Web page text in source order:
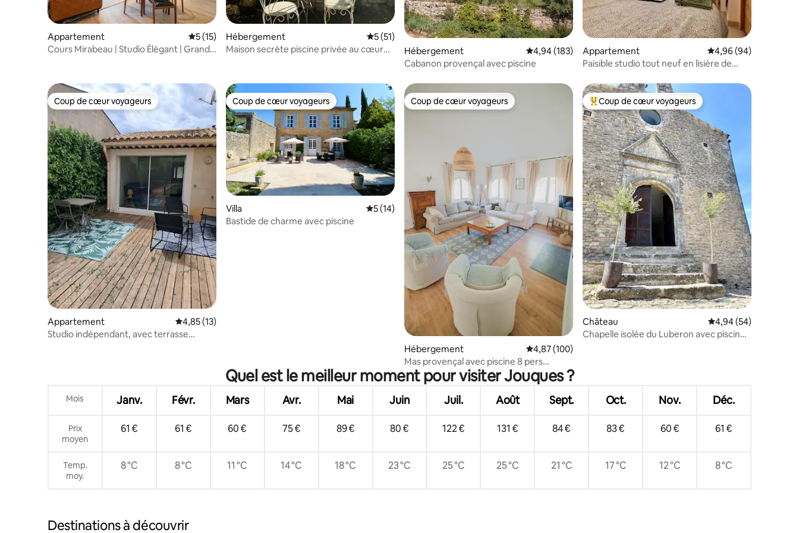
Appartement Évaluation moyenne sur la base de 15 commentaires : 5 sur 5
5 (15)
Cours Mirabeau | Studio Élégant | Grand
Hébergement Évaluation moyenne sur la base de 51 commentaires : 5 sur 5
5 (51)
Maison secrète piscine privée au cœur
Hébergement Évaluation moyenne sur la base de 183 commentaires : 4,94 sur 5
4,94 (183)
Cabanon provençal avec piscine
Appartement Évaluation moyenne
4,96 (94)
Paisible studio tout neuf en lisière de
Coup de cœur voyageurs
Coup de cœur voyageurs
Appartement Évaluation moyenne sur la base de 13 commentaires : 4,85 sur 5
4,85 (13)
Studio indépendant, avec terrasse
Coup de cœur voyageurs
Coup de cœur voyageurs
Villa Évaluation moyenne sur la base de 14 commentaires : 5 sur 5
5 (14)
Bastide de charme avec piscine
Coup de cœur voyageurs
Coup de cœur voyageurs
Hébergement Évaluation moyenne sur la base de 100 commentaires : 4,87 sur 5
4,87 (100)
Mas provençal avec piscine 8 pers
Réduction aout
Coups de cœur voyageurs les plus appréciés
Coup de cœur voyageurs
Château Évaluation moyenne
4,94 (54)
Chapelle isolée du Luberon avec piscine
Quel est le meilleur moment pour visiter Jouques ?
Mois Janv. Févr. Mars Avr. Mai Juin Juil. Août Sept. Oct. Nov. Déc.
Prix
moyen
61 € 61 € 60 € 75 € 89 € 80 € 122 € 131 € 84 € 83 € 60 € 61 €
Temp.
moy.
8 °C 8 °C 11 °C 14 °C 18 °C 23 °C 25 °C 25 °C 21 °C 17 °C 12 °C 8 °C
Destinations à découvrir